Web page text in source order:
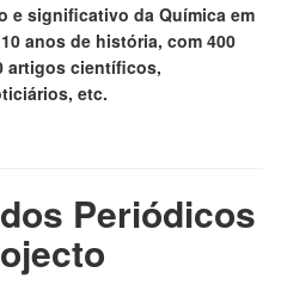
e significativo da Química em
anos de história, com 400
artigos científicos,
etc.
Periódicos